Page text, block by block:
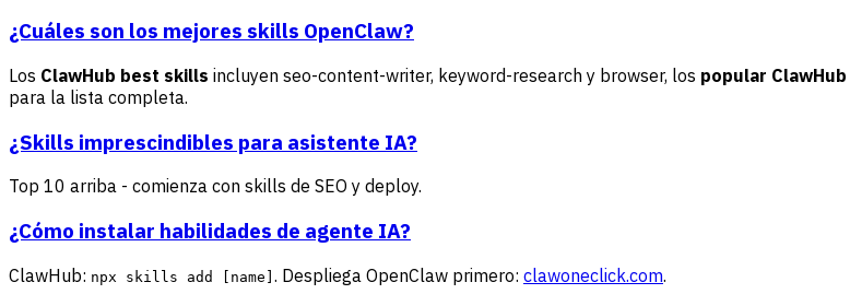
¿Cuáles son los mejores skills OpenClaw?
Los ClawHub best skills incluyen seo-content-writer, keyword-research y browser, los popular ClawHub
para la lista completa.
¿Skills imprescindibles para asistente IA?
Top 10 arriba - comienza con skills de SEO y deploy.
¿Cómo instalar habilidades de agente IA?
ClawHub: npx skills add [name] . Despliega OpenClaw primero: clawoneclick.com.